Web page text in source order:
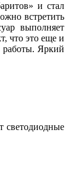
и стал
встретить
выполняет
что это еще и
работы. Яркий
светодиодные